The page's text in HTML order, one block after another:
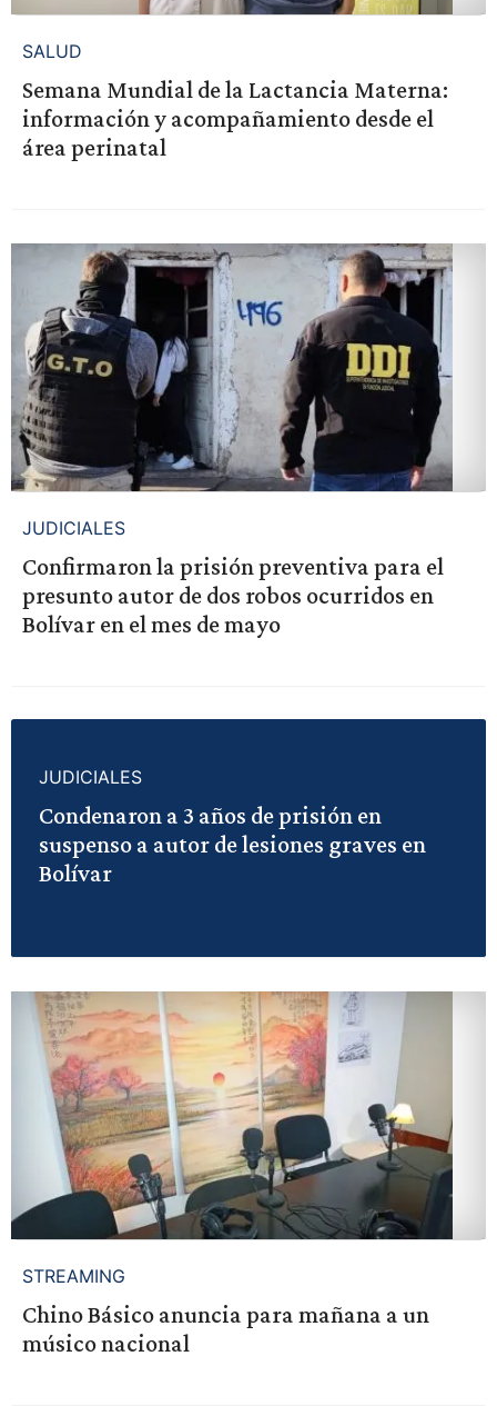
SALUD
Semana Mundial de la Lactancia Materna:
información y acompañamiento desde el
área perinatal
JUDICIALES
Confirmaron la prisión preventiva para el
presunto autor de dos robos ocurridos en
Bolívar en el mes de mayo
JUDICIALES
Condenaron a 3 años de prisión en
suspenso a autor de lesiones graves en
Bolívar
STREAMING
Chino Básico anuncia para mañana a un
músico nacional